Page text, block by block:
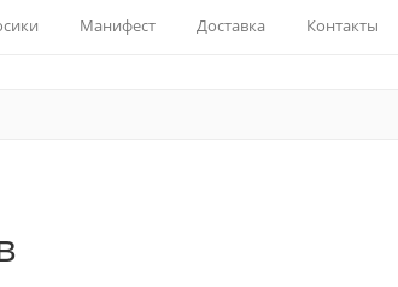
Манифест Доставка Контакты